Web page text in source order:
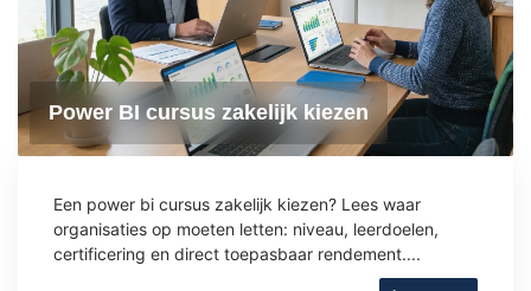
Power BI cursus zakelijk kiezen
Een power bi cursus zakelijk kiezen? Lees waar
organisaties op moeten letten: niveau, leerdoelen,
certificering en direct toepasbaar rendement....